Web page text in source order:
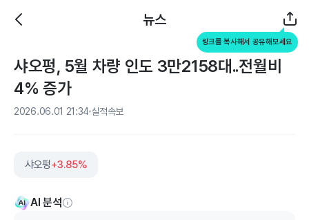
뉴스
링크를 복사해서 공유해보세요
샤오펑, 5월 차량 인도 3만2158대..전월비
4% 증가
2026.06.01 21:34 실적속보
샤오펑+3.85%
AI 분석